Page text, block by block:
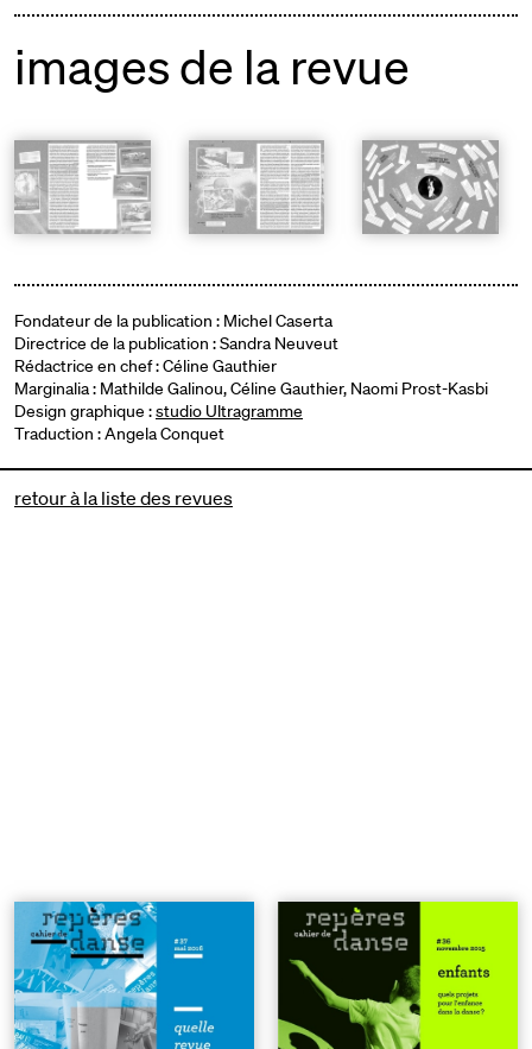
images de la revue
Fondateur de la publication : Michel Caserta
Directrice de la publication : Sandra Neuveut
Rédactrice en chef : Céline Gauthier
Marginalia : Mathilde Galinou, Céline Gauthier, Naomi Prost-Kasbi
Design graphique :studio Ultragramme
Traduction : Angela Conquet
retour à la liste des revues
n°37 | Quelle revue pour la
danse en 2016 ?| 6€
n°36 | Quels projets pour
l'enfance dans la danse ?
| 6€